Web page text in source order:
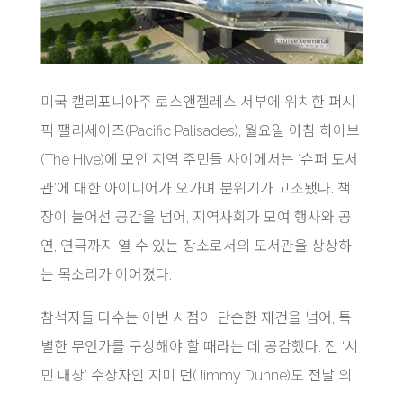
미국 캘리포니아주 로스앤젤레스 서부에 위치한 퍼시
픽 팰리세이즈(Pacific Palisades), 월요일 아침 하이브
(The Hive)에 모인 지역 주민들 사이에서는 ‘슈퍼 도서
관’에 대한 아이디어가 오가며 분위기가 고조됐다. 책
장이 늘어선 공간을 넘어, 지역사회가 모여 행사와 공
연, 연극까지 열 수 있는 장소로서의 도서관을 상상하
는 목소리가 이어졌다.
참석자들 다수는 이번 시점이 단순한 재건을 넘어, 특
별한 무언가를 구상해야 할 때라는 데 공감했다. 전 ‘시
민 대상’ 수상자인 지미 던(Jimmy Dunne)도 전날 의